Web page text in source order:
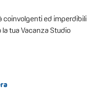
coinvolgenti ed imperdibili
tua Vacanza Studio